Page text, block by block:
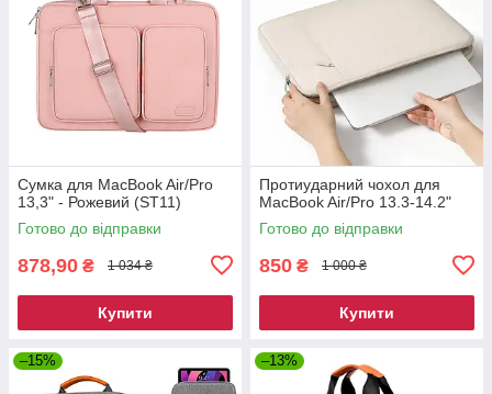
Сумка для MacBook Air/Pro
13,3" - Рожевий (ST11)
Готово до відправки
878,90 ₴ 1 034 ₴
Купити
Протиударний чохол для
MacBook Air/Pro 13.3-14.2"
Готово до відправки
850 ₴ 1 000 ₴
Купити
–15% –13%